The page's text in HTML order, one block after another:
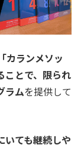
「カランメソッ
ことで、限られ
ラムを提供して
いても継続しや